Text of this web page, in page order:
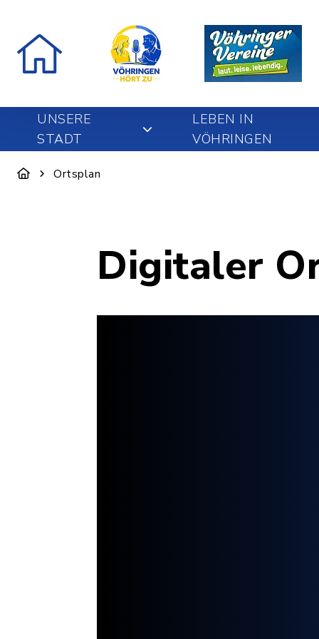
UNSERE
STADT
LEBEN IN
VÖHRINGEN
Ortsplan
Digitaler